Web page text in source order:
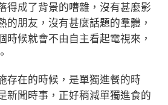
得成了背景的嘈雜，沒有甚麼影
的朋友，沒有甚麼話題的羣體，
時候就會不由自主看起電視來，
在的時候，是單獨進餐的時
新聞時事，正好稍減單獨進食的